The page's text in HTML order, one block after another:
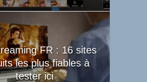
FR : 16 sites
les plus fiables à
tester ici